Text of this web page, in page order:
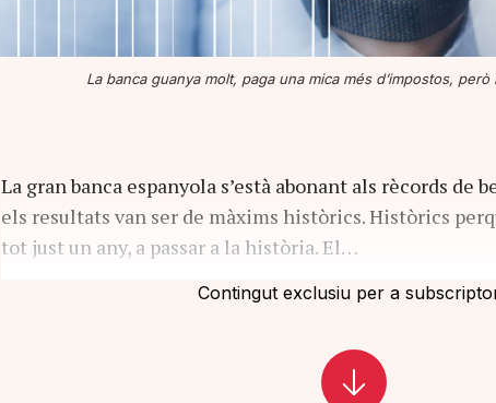
La banca guanya molt, paga una mica més d’impostos,
La gran banca espanyola s’està abonant als rècords de
els resultats van ser de màxims històrics. Històrics
tot just un any, a passar a la història. El…
Contingut exclusiu per a